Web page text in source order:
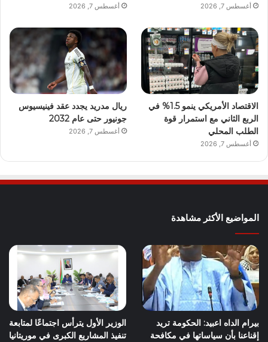
أغسطس 7, 2026 أغسطس 7, 2026
الاقتصاد الأمريكي ينمو 1.5% في
الربع الثاني مع استمرار قوة
الطلب المحلي
أغسطس 7, 2026
ريال مدريد يجدد عقد فينيسيوس
جونيور حتى عام 2032
أغسطس 7, 2026
المواضيع الأكثر مشاهدة
بيرام الداه اعبيد: الحكومة تريد
إقناعنا بأن سياساتها في مكافحة
الوزير الأول يترأس اجتماعًا لمتابعة
تنفيذ المشاريع الكبرى في موريتانيا